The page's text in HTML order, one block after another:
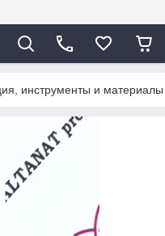
инструменты и материалы